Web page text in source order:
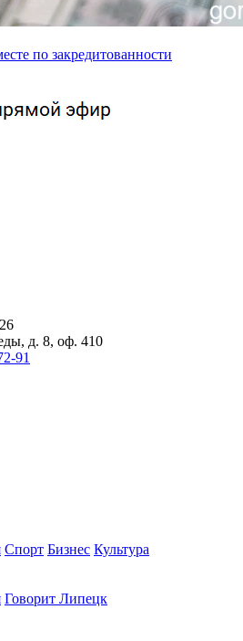
по закредитованности
д. 8, оф. 410
91
Спорт Бизнес Культура
Говорит Липецк